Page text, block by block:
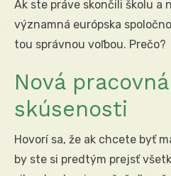
Ak ste práve skončili školu a
významná európska
tou správnou voľbou. Prečo?
Nová
skúsenosti
Hovorí sa, že ak chcete byť
by ste si predtým prejsť